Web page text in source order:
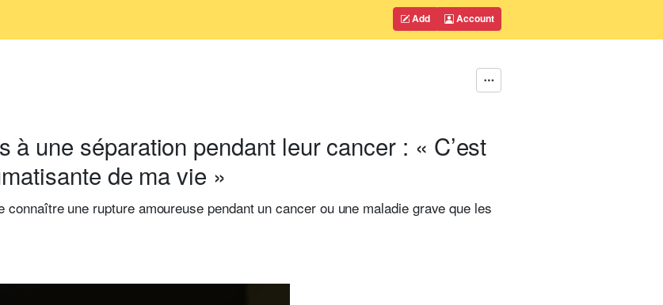
Add Account
à une séparation pendant leur cancer : « C’est
de ma vie »
une rupture amoureuse pendant un cancer ou une maladie grave que les